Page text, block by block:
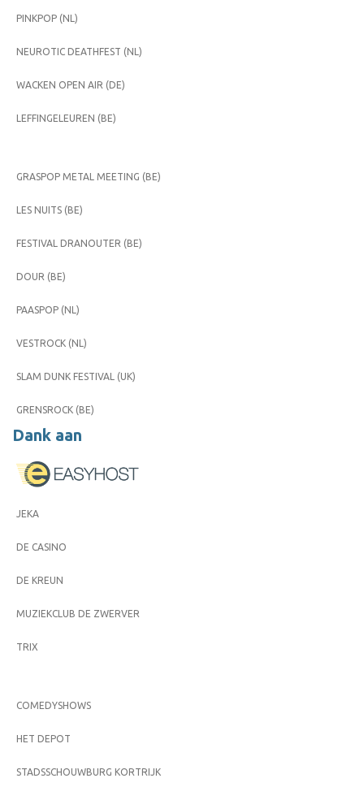
PINKPOP (NL)
NEUROTIC DEATHFEST (NL)
WACKEN OPEN AIR (DE)
LEFFINGELEUREN (BE)
GRASPOP METAL MEETING (BE)
LES NUITS (BE)
FESTIVAL DRANOUTER (BE)
DOUR (BE)
PAASPOP (NL)
VESTROCK (NL)
SLAM DUNK FESTIVAL (UK)
GRENSROCK (BE)
Dank aan
JEKA
DE CASINO
DE KREUN
MUZIEKCLUB DE ZWERVER
TRIX
COMEDYSHOWS
HET DEPOT
STADSSCHOUWBURG KORTRIJK